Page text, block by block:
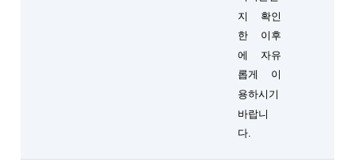
지 확인
한 이후
에 자유
롭게 이
용하시기
바랍니
다.